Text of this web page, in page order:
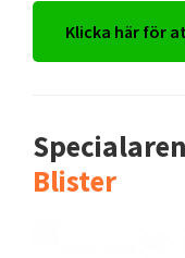
Klicka här för
Blister